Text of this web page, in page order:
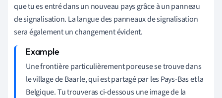
que tu es entré dans un nouveau pays grâce à un panneau
de signalisation. La langue des panneaux de signalisation
sera également un changement évident.
Une frontière particulièrement poreuse se trouve dans
le village de Baarle, qui est partagé par les Pays-Bas et la
Belgique. Tu trouveras ci-dessous une image de la